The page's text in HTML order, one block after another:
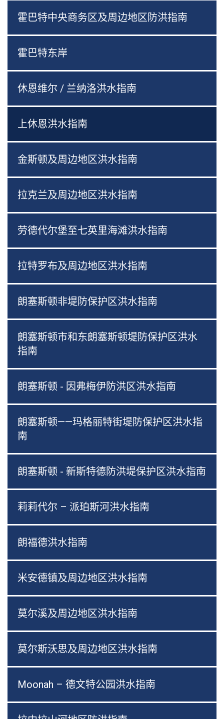
霍巴特中央商务区及周边地区防洪指南
霍巴特东岸
休恩维尔 / 兰纳洛洪水指南
上休恩洪水指南
金斯顿及周边地区洪水指南
拉克兰及周边地区洪水指南
劳德代尔堡至七英里海滩洪水指南
拉特罗布及周边地区洪水指南
朗塞斯顿非堤防保护区洪水指南
朗塞斯顿市和东朗塞斯顿堤防保护区洪水
指南
朗塞斯顿 - 因弗梅伊防洪区洪水指南
朗塞斯顿——玛格丽特街堤防保护区洪水指
南
朗塞斯顿 - 新斯特德防洪堤保护区洪水指南
莉莉代尔 – 派珀斯河洪水指南
朗福德洪水指南
米安德镇及周边地区洪水指南
莫尔溪及周边地区洪水指南
莫尔斯沃思及周边地区洪水指南
Moonah – 德文特公园洪水指南